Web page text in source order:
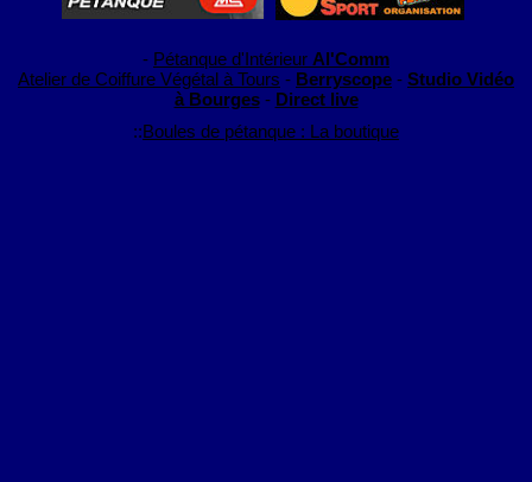
- Pétanque d'Intérieur Al'Comm
Atelier de Coiffure Végétal à Tours - Berryscope - Studio Vidéo
à Bourges- Direct live
::Boules de pétanque : La boutique